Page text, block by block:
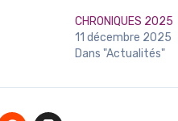
CHRONIQUES 2025
11 décembre 2025
Dans "Actualités"